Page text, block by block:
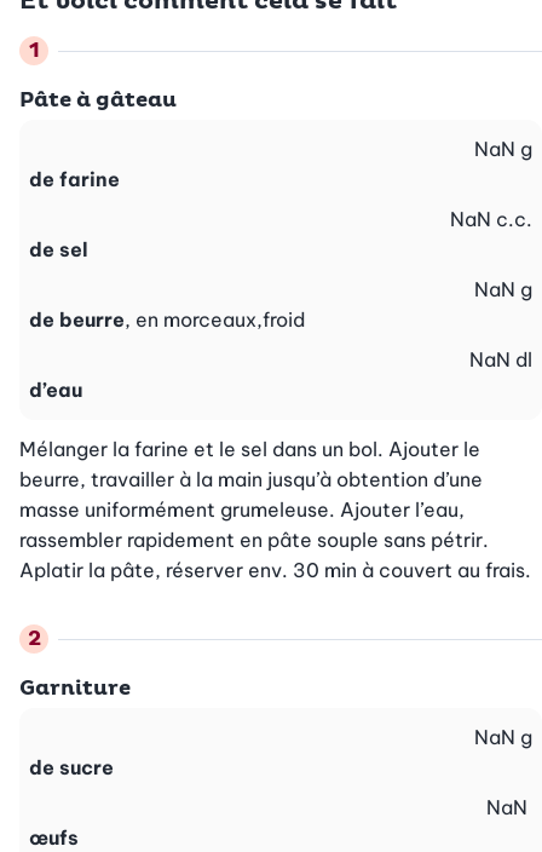
Pâte à gâteau
de farine
NaN g
de sel
NaN c.c.
de beurre, en morceaux,froid
NaN g
d’eau
NaN dl
Mélanger la farine et le sel dans un bol. Ajouter le
beurre, travailler à la main jusqu’à obtention d’une
masse uniformément grumeleuse. Ajouter l’eau,
rassembler rapidement en pâte souple sans pétrir.
Aplatir la pâte, réserver env. 30 min à couvert au frais.
Garniture
de sucre
NaN g
œufs
NaN